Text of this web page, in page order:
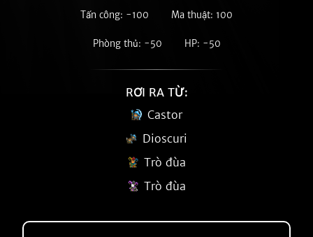
Tấn công: -100 Ma thuật: 100
Phòng thủ: -50 HP: -50
RƠI RA TỪ:
Castor
Dioscuri
Trò đùa
Trò đùa